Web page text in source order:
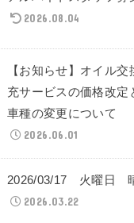
2026.08.04
【お知らせ】オイル交
充サービスの価格改定
車種の変更について
2026.06.01
2026/03/17 火曜日
2026.03.22